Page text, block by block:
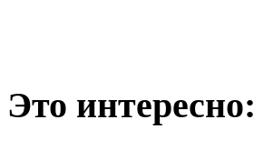
Это интересно: